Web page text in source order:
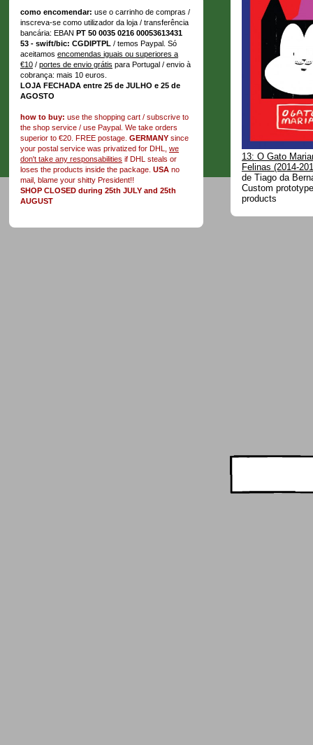
como encomendar: use o carrinho de compras /
inscreva-se como utilizador da loja / transferência
bancária: EBAN PT 50 0035 0216 00053613431
53 - swift/bic: CGDIPTPL / temos Paypal. Só
aceitamos encomendas iguais ou superiores a
€10 / portes de envio grátis para Portugal / envio à
cobrança: mais 10 euros.
LOJA FECHADA entre 25 de JULHO e 25 de
AGOSTO
how to buy: use the shopping cart / subscrive to
the shop service / use Paypal. We take orders
superior to €20. FREE postage. GERMANY since
your postal service was privatized for DHL, we
don't take any responsabilities if DHL steals or
loses the products inside the package. USA no
mail, blame your shitty President!!
SHOP CLOSED during 25th JULY and 25th
AUGUST
13: O Gato
Felinas (2014-
de Tiago da
Custom
products